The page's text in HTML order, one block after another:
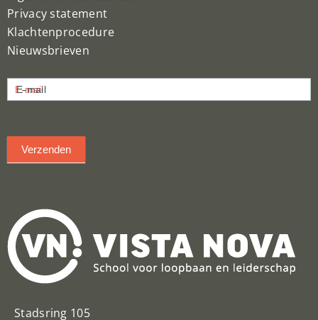
Privacy statement
Klachtenprocedure
Nieuwsbrieven
inschrijven
E-mail
Verzenden
Stadsring 105